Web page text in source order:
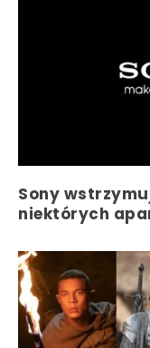
Sony
niektórych